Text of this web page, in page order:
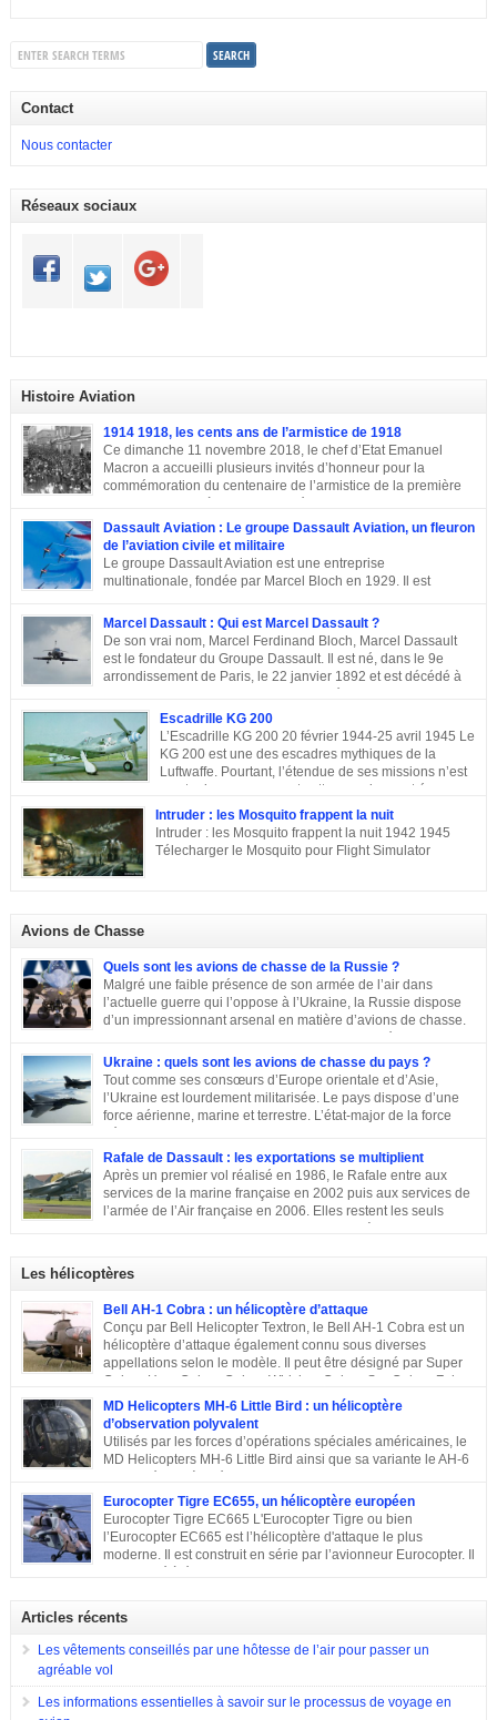
Contact
Nous contacter
Réseaux sociaux
Histoire Aviation
1914 1918, les cents ans de l’armistice de 1918
Ce dimanche 11 novembre 2018, le chef d’Etat Emanuel
Macron a accueilli plusieurs invités d’honneur pour la
commémoration du centenaire de l’armistice de la première
et dirigeants ont célébré la cérémonie des cents ans de l’armistice de 1918.
Après une semaine mémorielle les célébrations se sont poursuivies par
une commémoraison à l’Arc de triomphe et un discours du président
Emmanuel Macron.
Dassault Aviation : Le groupe Dassault Aviation, un fleuron
de l’aviation civile et militaire
Le groupe Dassault Aviation est une entreprise
multinationale, fondée par Marcel Bloch en 1929. Il est
entre les mains de la famille de son fondateur et qui porte encore son nom,
Marcel Bloch ayant changé son nom en Dassault en 1946. Retour sur le
parcours de ce fleuron de l’aviation civile et militaire. De la première guerre
mondiale à la Course aux Armements Au début de la première guerre
mondiale, Marcel Bloch a créé la Société d’études aéronautiques avec son
Marcel Dassault : Qui est Marcel Dassault ?
De son vrai nom, Marcel Ferdinand Bloch, Marcel Dassault
est le fondateur du Groupe Dassault. Il est né, dans le 9e
arrondissement de Paris, le 22 janvier 1892 et est décédé à
également été un entrepreneur et un homme politique français. Enfance et
famille de Marcel Dassault Dernier enfant d’Adolphe Bloch et de Noémie
Allatini, Marcel avait trois frères ainés. Le premier est mort à son jeune âge,
le second, Darius Paul Bloch est devenu générale d’armée et le troisième,
René était chirurgien à Paris avant d’être exécuté en déportation […]
Escadrille KG 200
L’Escadrille KG 200 20 février 1944-25 avril 1945 Le
KG 200 est une des escadres mythiques de la
Luftwaffe. Pourtant, l’étendue de ses missions n’est
pas toujours connue, et cette escadre peut évoquer
des missions très différentes selon les centres d’intérêts : patrouille
maritime, Mistel ou missions secrètes. Partons du commencement : le nom.
La désignation KG 200, KampfGeschwader 200, signifie littéralement »
escadre de combat n°200 « . » Escadre de combat « , c’est un peu vague.
Donc il n’y a pas a priori de limites aux missions du KG 200, sous cette
Intruder : les Mosquito frappent la nuit
Intruder : les Mosquito frappent la nuit 1942 1945
Télecharger le Mosquito pour Flight Simulator
Avions de Chasse
Quels sont les avions de chasse de la Russie ?
Malgré une faible présence de son armée de l’air dans
l’actuelle guerre qui l’oppose à l’Ukraine, la Russie dispose
d’un impressionnant arsenal en matière d’avions de chasse.
Chasseurs, bombardiers, avions d’attaque … découvrons
ensemble les principaux moyens dont dispose sa force aérienne.
Ukraine : quels sont les avions de chasse du pays ?
Tout comme ses consœurs d’Europe orientale et d’Asie,
l’Ukraine est lourdement militarisée. Le pays dispose d’une
force aérienne, marine et terrestre. L’état-major de la force
est équipée en majorité d’avions de fabrication soviétique. Parmi les
républiques socialistes soviétiques, l’Ukraine élabore l’une des plus
stratégiques. D’après les statistiques de 2014, l’armée de l’air ukrainienne
et les forces de défense aérienne contiennent environ 43 000 personnes et
247 avions. L’armée ukrainienne se divise en trois commandements
Rafale de Dassault : les exportations se multiplient
Après un premier vol réalisé en 1986, le Rafale entre aux
services de la marine française en 2002 puis aux services de
l’armée de l’Air française en 2006. Elles restent les seuls
que le succès viendra bientôt. Quatre ans plus tard, les premières
commandes étrangères sont signées et depuis, le constructeur multiplie les
exportations. Tour d’horizon sur les exportations du Rafale …
Les hélicoptères
Bell AH-1 Cobra : un hélicoptère d’attaque
Conçu par Bell Helicopter Textron, le Bell AH-1 Cobra est un
hélicoptère d’attaque également connu sous diverses
appellations selon le modèle. Il peut être désigné par Super
Cobra, HueyCobra, Cobra, Whiskey Cobra, SeaCobra, Zulu
Cobra, Snake ou encore Viper. Le modèle premier était doté de la même
motorisation, de la même transmission et du même rotor principal que le
Bell UH-1 Iroquois. Cet appareil a effectué son premier vol en septembre
1965, est entré en service en 1967 et est toujours en service dans quelques
pays. Sa conception C’est en 1962 que Bell décide de construire un
MD Helicopters MH-6 Little Bird : un hélicoptère
d’observation polyvalent
Utilisés par les forces d’opérations spéciales américaines, le
MD Helicopters MH-6 Little Bird ainsi que sa variante le AH-6
est un hélicoptère léger conçu sur la base du Hughes OH-6 et
du Hughes MD 500. Il a été conçu par l’avionneur américain MD
Helicopters. Sa conception Lorsqu’en 1960, l’armée américaine a évoqué
son souhait de développer un hélicoptère léger d’observation qui serait
également capable d’endosser divers rôles, de nombreuses compagnies
sont entrées en compétition pour remporter le projet. Parmi elles, il y a eu
Eurocopter Tigre EC655, un hélicoptère européen
Eurocopter Tigre EC665 L'Eurocopter Tigre ou bien
l’Eurocopter EC665 est l’hélicoptère d'attaque le plus
moderne. Il est construit en série par l’avionneur Eurocopter. Il
est destiné à équiper les forces de terres de l’Allemagne, la
construit afin d’assurer les missions d’appui à proximité immédiate des
forces terrestres. Il a été utilisé en 2009 lors de la guerre en Afghanistan.
Eurocopter Tigre EC655
Articles récents
Les vêtements conseillés par une hôtesse de l’air pour passer un
agréable vol
Les informations essentielles à savoir sur le processus de voyage en